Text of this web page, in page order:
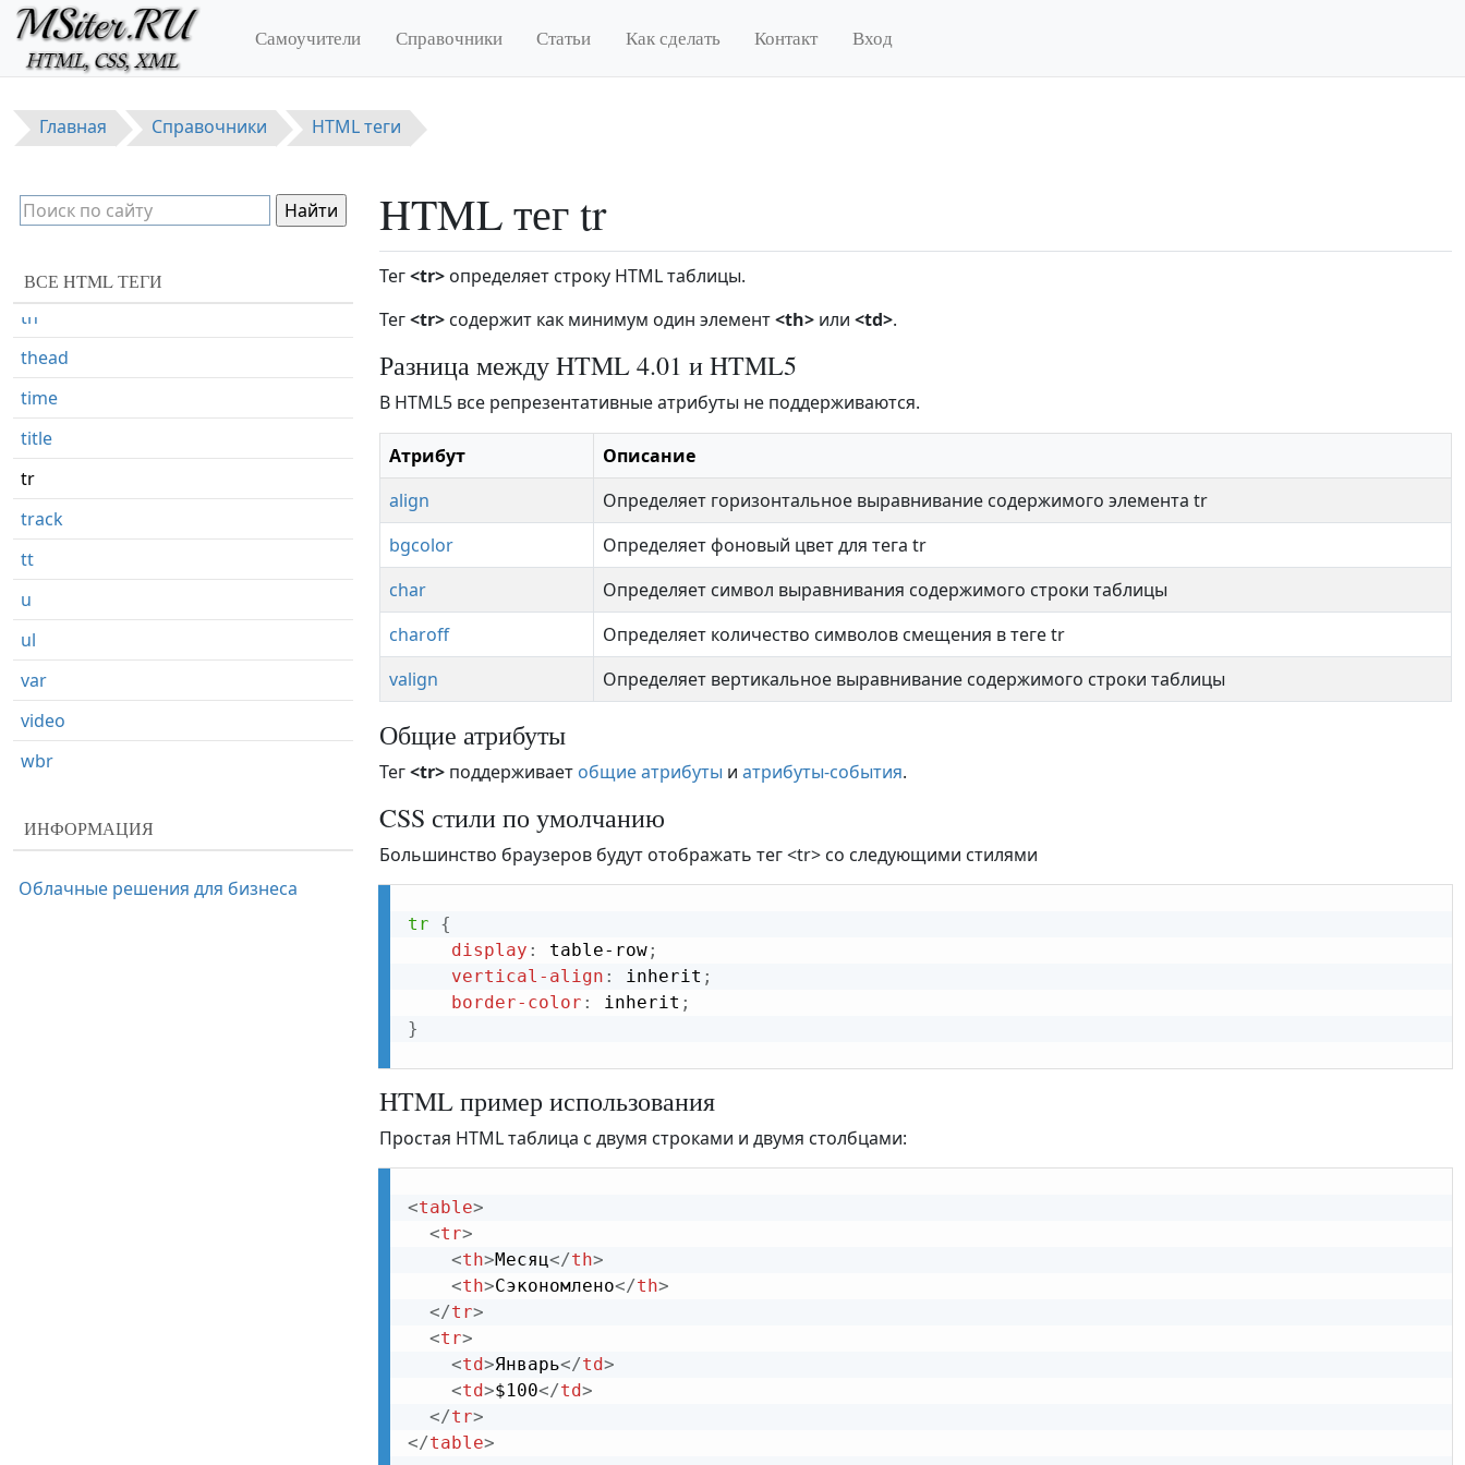
Перейти к основному содержанию
Самоучители Справочники Статьи Как сделать Контакт Вход
Главная Справочники HTML теги
HTML тег tr
Тег<tr> определяет строку HTML таблицы.
Тег<tr> содержит как минимум один элемент<th> или <td>.
Разница между HTML 4.01 и HTML5
В HTML5 все репрезентативные атрибуты не поддерживаются.
Атрибут
Описание
align
Определяет горизонтальное выравнивание содержимого элемента tr
bgcolor
Определяет фоновый цвет для тега tr
char
Определяет символ выравнивания содержимого строки таблицы
charoff
Определяет количество символов смещения в теге tr
valign
Определяет вертикальное выравнивание содержимого строки таблицы
Общие атрибуты
Тег<tr> поддерживает общие атрибуты и атрибуты-события.
CSS стили по умолчанию
Большинство браузеров будут отображать тег <tr> со следующими стилями
tr
{
display : table-row;
vertical-align : inherit ;
border-color : inherit ;
}
HTML пример использования
Простая HTML таблица с двумя строками и двумя столбцами:
<table>
<tr>
<th>Месяц</th>
<th>Сэкономлено</th>
</tr>
<tr>
<td>Январь</td>
<td>$100</td>
</tr>
</table>
ВСЕ HTML ТЕГИ
summary
sup
table
td
tfoot
th
thead
time
title
tr
track
tt
u
ul
var
video
wbr
ИНФОРМАЦИЯ
Облачные решения для бизнеса